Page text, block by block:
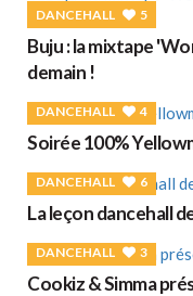
DANCEHALL 5
Buju : la mixtape
demain !
DANCEHALL 4
Soirée 100%
DANCEHALL 6
La leçon dancehall
DANCEHALL 3
Cookiz & Simma